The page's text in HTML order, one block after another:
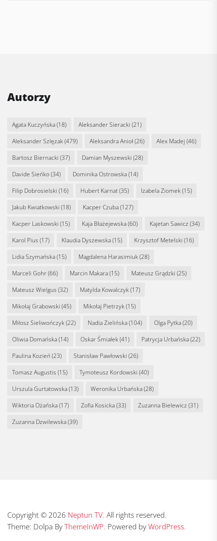
Autorzy
Agata Kuczyńska(18) Aleksander Sieracki (21)
Aleksander Szlęzak(479) Aleksandra Anioł(26) Alex Madej (46)
Bartosz Biernacki (37) Damian Myszewski (28)
Davide Sieńko(34) Dominika Ostrowska(14)
Filip Dobrosielski (16) Hubert Karnat(35) Izabela Ziomek(15)
Jakub Kwiatkowski (18) Kacper Czuba(127)
Kacper Laskowski (15) Kaja Błażejewska(60) Kajetan Sawicz (34)
Karol Pius (17) Klaudia Dyszewska(15) Krzysztof Metelski (16)
Lidia Szymańska(15) Magdalena Harasimiuk(28)
Marceli Gohr(66) Marcin Makara(15) Mateusz Grądzki (25)
Mateusz Wielgus (32) Matylda Kowalczyk(17)
Mikołaj Grabowski (45) Mikołaj Pietrzyk(15)
Miłosz Sieliwończyk(22) Nadia Zielińska(104) Olga Pytka(20)
Oliwia Domańska(14) Oskar Śmiałek(41) Patrycja Urbańska(22)
Paulina Kozień (23) Stanisław Pawłowski (26)
Tomasz Augustis (15) Tymoteusz Kordowski (40)
Urszula Gurtatowska(13) Weronika Urbańska(28)
Wiktoria Ożańska(17) Zofia Kosicka(33) Zuzanna Bielewicz (31)
Zuzanna Dzwilewska(39)
Copyright © 2026 Neptun TV. All rights reserved.
Theme: Dolpa By ThemeInWP. Powered by WordPress.